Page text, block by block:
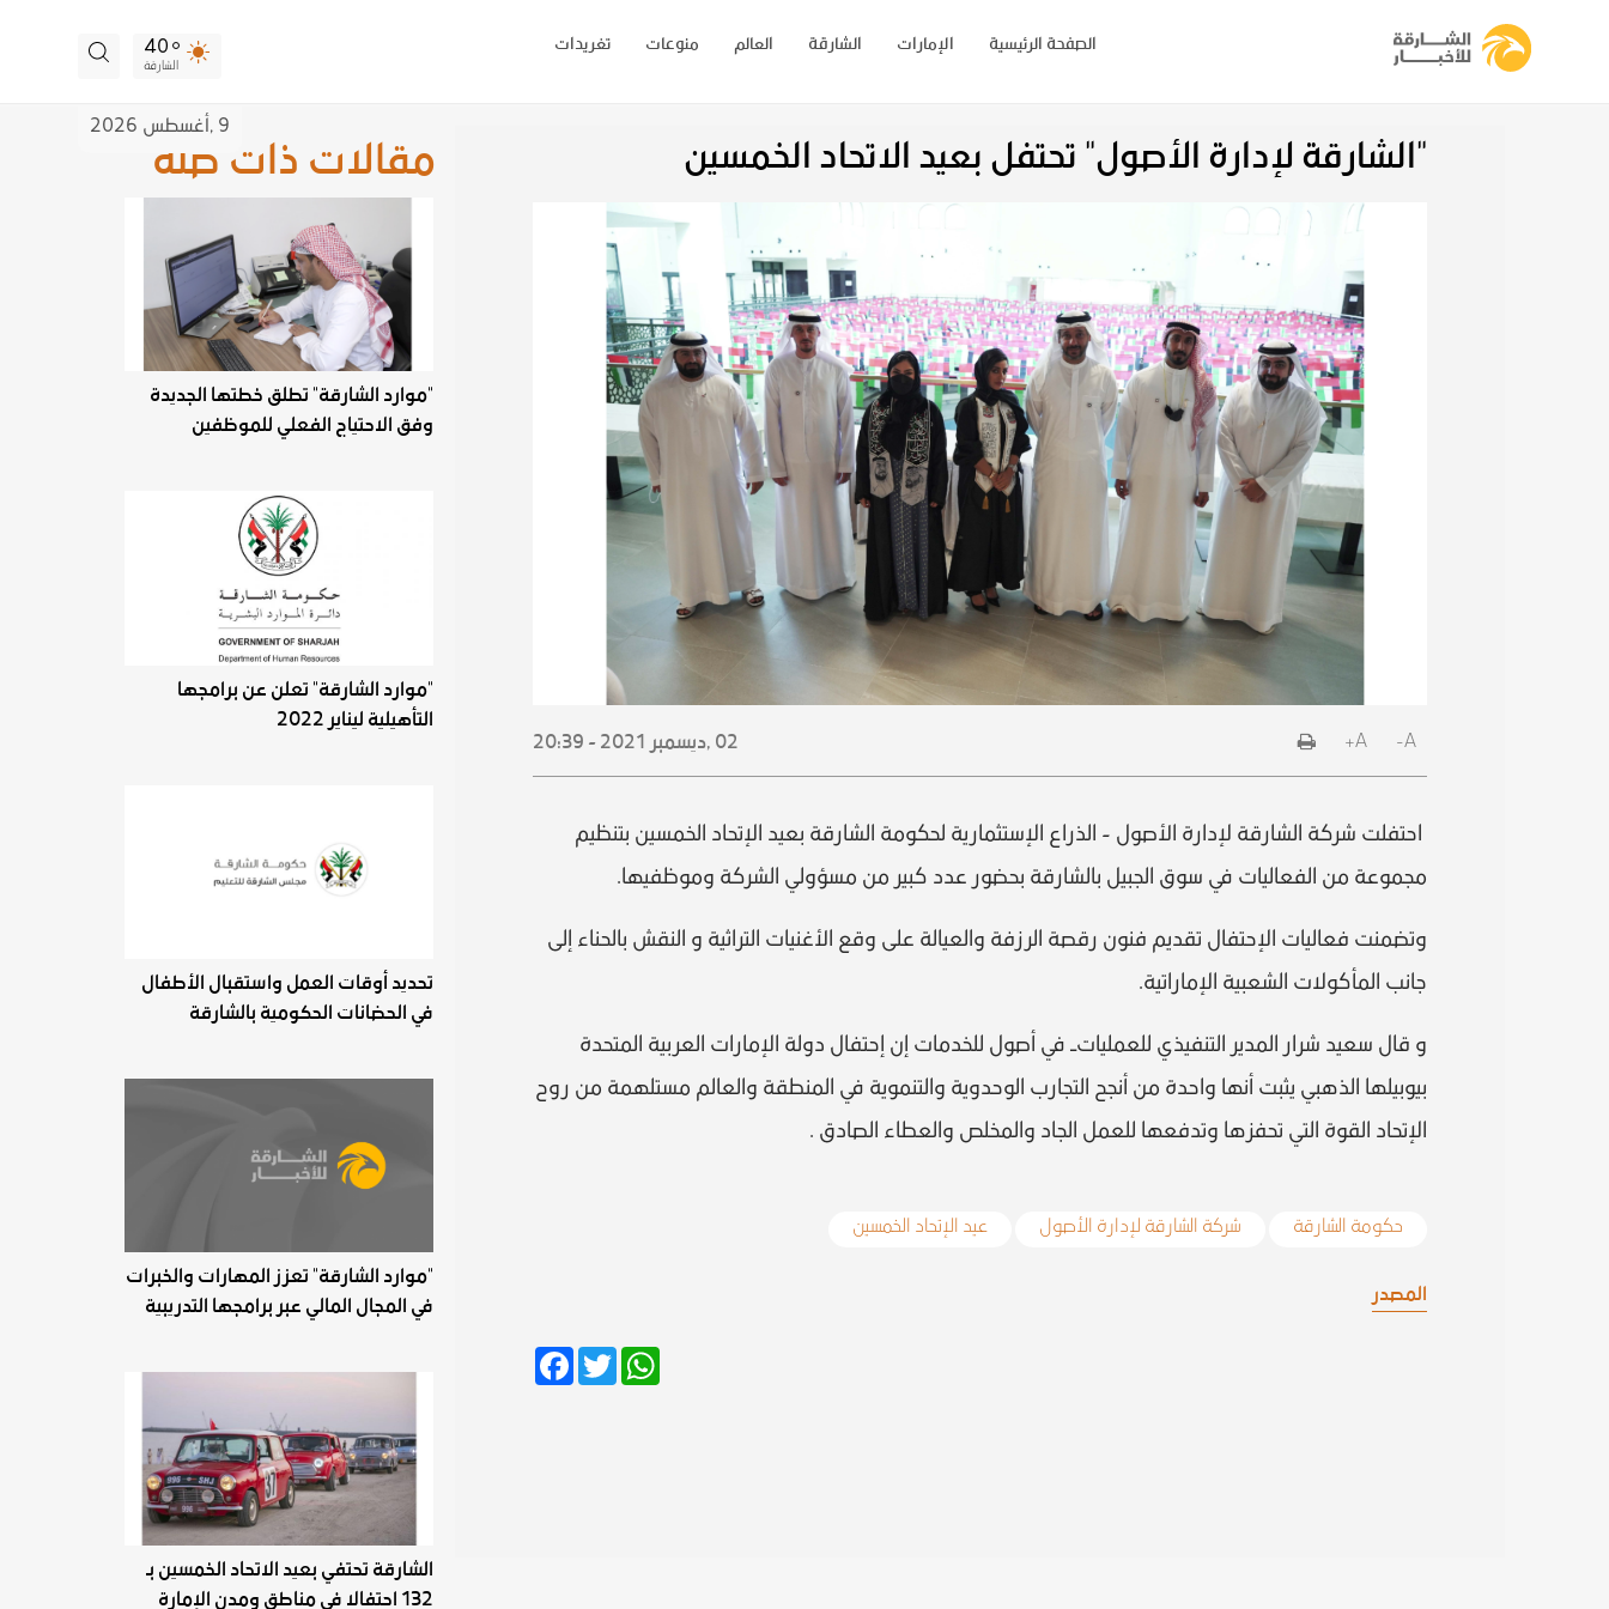
40
الشارقة
تغريدات منوعات العالم الشارقة الإمارات الصفحة الرئيسية
9 , أغسطس 2026
مقالات ذات صلة
"موارد الشارقة" تطلق خطتها الجديدة
وفق الاحتياج الفعلي للموظفين
"موارد الشارقة" تعلن عن برامجها
التأهيلية ليناير 2022
تحديد أوقات العمل واستقبال الأطفال
في الحضانات الحكومية بالشارقة
"موارد الشارقة" تعزز المهارات والخبرات
في المجال المالي عبر برامجها التدريبية
الشارقة تحتفي بعيد الاتحاد الخمسين بـ
132 احتفالا في مناطق ومدن الإمارة
"الشارقة لإدارة الأصول" تحتفل بعيد الاتحاد الخمسين
A-
A+
02 , ديسمبر 2021 - 20:39
احتفلت شركة الشارقة لإدارة الأصول - الذراع الإستثمارية لحكومة الشارقة بعيد الإتحاد الخمسين بتنظيم
مجموعة من الفعاليات في سوق الجبيل بالشارقة بحضور عدد كبير من مسؤولي الشركة وموظفيها.
وتضمنت فعاليات الإحتفال تقديم فنون رقصة الرزفة والعيالة على وقع الأغنيات التراثية و النقش بالحناء إلى
جانب المأكولات الشعبية الإماراتية.
و قال سعيد شرار المدير التنفيذي للعمليات– في أصول للخدمات إن إحتفال دولة الإمارات العربية المتحدة
بيوبيلها الذهبي يثبت أنها واحدة من أنجح التجارب الوحدوية والتنموية في المنطقة والعالم مستلهمة من روح
الإتحاد القوة التي تحفزها وتدفعها للعمل الجاد والمخلص والعطاء الصادق .
حكومة الشارقة شركة الشارقة لإدارة الأصول عيد الإتحاد الخمسين
المصدر
Facebook
TwitterWhatsApp